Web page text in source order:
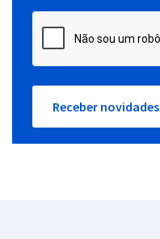
Receber novidades